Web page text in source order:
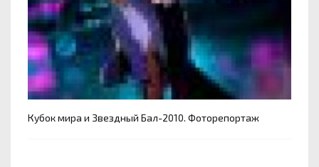
Кубок мира и Звездный Бал-2010. Фоторепортаж